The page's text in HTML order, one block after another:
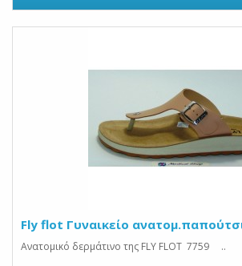
Fly flot Γυναικείο
Ανατομικό δερμάτινο της FLY FLOT 7759 ..